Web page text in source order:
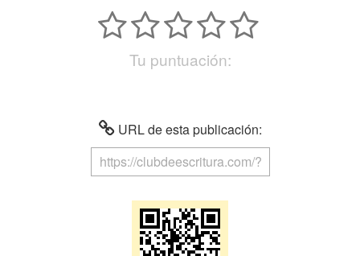
Tu puntuación:
URL de esta publicación: